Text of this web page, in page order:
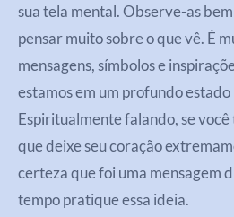
sua tela mental. Observe-as
pensar muito sobre o que vê. É
mensagens, símbolos e
estamos em um profundo
Espiritualmente falando, se
que deixe seu coração
certeza que foi uma mensagem
tempo pratique essa ideia.